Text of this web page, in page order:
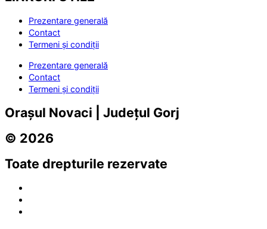
Prezentare generală
Contact
Termeni și condiții
Prezentare generală
Contact
Termeni și condiții
Orașul Novaci | Județul Gorj
© 2026
Toate drepturile rezervate